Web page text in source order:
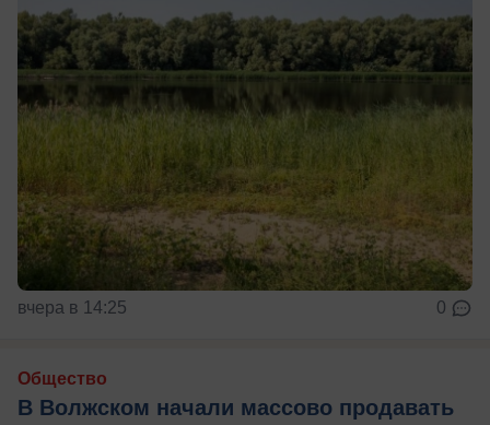
вчера в 14:25 0
Общество
В Волжском начали массово продавать